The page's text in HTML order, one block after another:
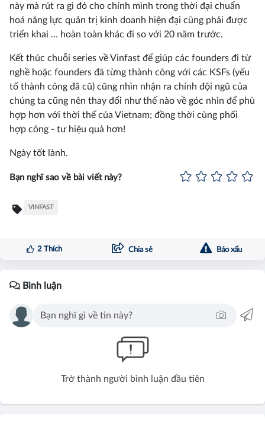
này mà rút ra gì đó cho chính mình trong thời đại chuẩn
hoá năng lực quản trị kinh doanh hiện đại cũng phải được
triển khai … hoàn toàn khác đi so với 20 năm trước.
Kết thúc chuỗi series về Vinfast để giúp các founders đi từ
nghề hoặc founders đã từng thành công với các KSFs (yếu
tố thành công đã cũ) cũng nhìn nhận ra chính đội ngũ của
chúng ta cũng nên thay đổi như thế nào về góc nhìn để phù
hợp hơn với thời thế của Vietnam; đồng thời cùng phối
hợp công - tư hiệu quả hơn!
Ngày tốt lành.
Bạn nghĩ sao về bài viết này?
VINFAST
2Thích Chia sẻ Báo xấu
Bình luận
Trở thành người bình luận đầu tiên